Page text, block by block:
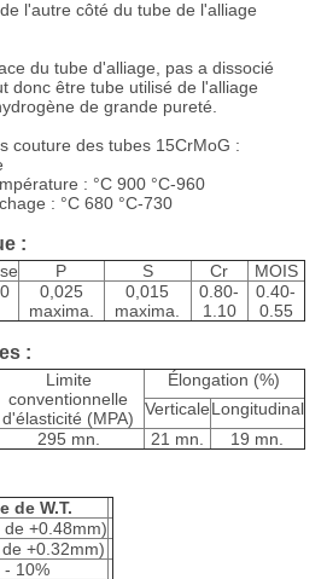
l'autre côté du tube de l'alliage
du tube d'alliage, pas a dissocié
donc être tube utilisé de l'alliage
de grande pureté.
couture des tubes 15CrMoG :
: °C 900 °C-960
: °C 680 °C-730
:
P S Cr
MOIS
0,025
maxima.
0,015
maxima.
0.80-
1.10
0.40-
0.55
:
Limite
conventionnelle
d'élasticité (MPA)
Élongation (%)
VerticaleLongitudinal
295 mn. 21 mn. 19 mn.
de W.T.
+0.48mm)
+0.32mm)
- 10%